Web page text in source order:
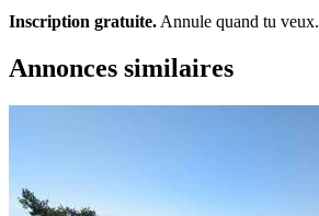
Inscription gratuite. Annule quand tu veux.
Annonces similaires